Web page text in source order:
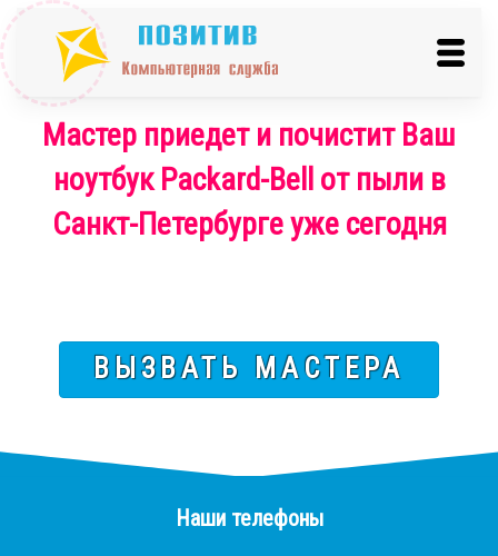
Мастер приедет и почистит Ваш
ноутбук Packard-Bell от пыли в
Санкт-Петербурге уже сегодня
ВЫЗВАТЬ МАСТЕРА
Наши телефоны